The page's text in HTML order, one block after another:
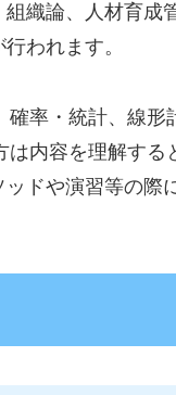
織論、人材育
われます。
率・統計、線
内容を理解す
ドや演習等の